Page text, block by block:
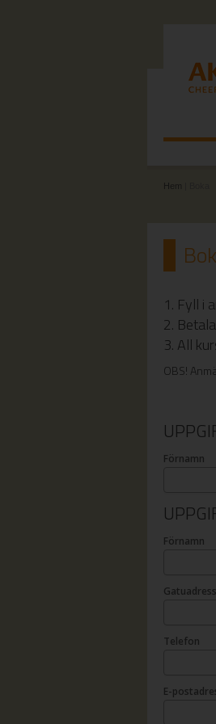
Hem
1. Fyll i
2.
3. All
OBS!
Förnamn
Förnamn
Gatuadress
Telefon
E-